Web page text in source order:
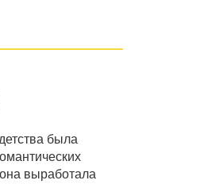
была
выработала